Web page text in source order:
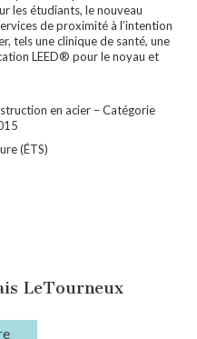
les étudiants, le nouveau
de proximité à l’intention
tels une clinique de santé, une
LEED® pour le noyau et
en acier – Catégorie
(ÉTS)
LeTourneux